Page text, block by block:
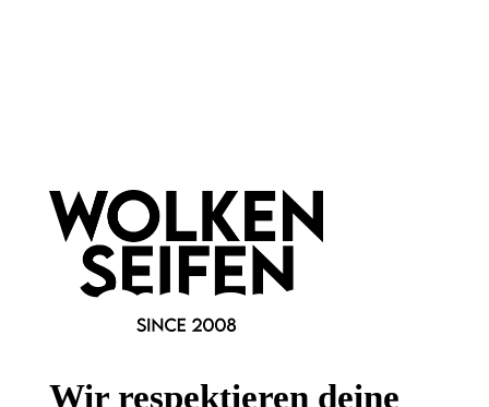
Gesetzliche Informationen
Wissenswertes
Wir respektieren deine